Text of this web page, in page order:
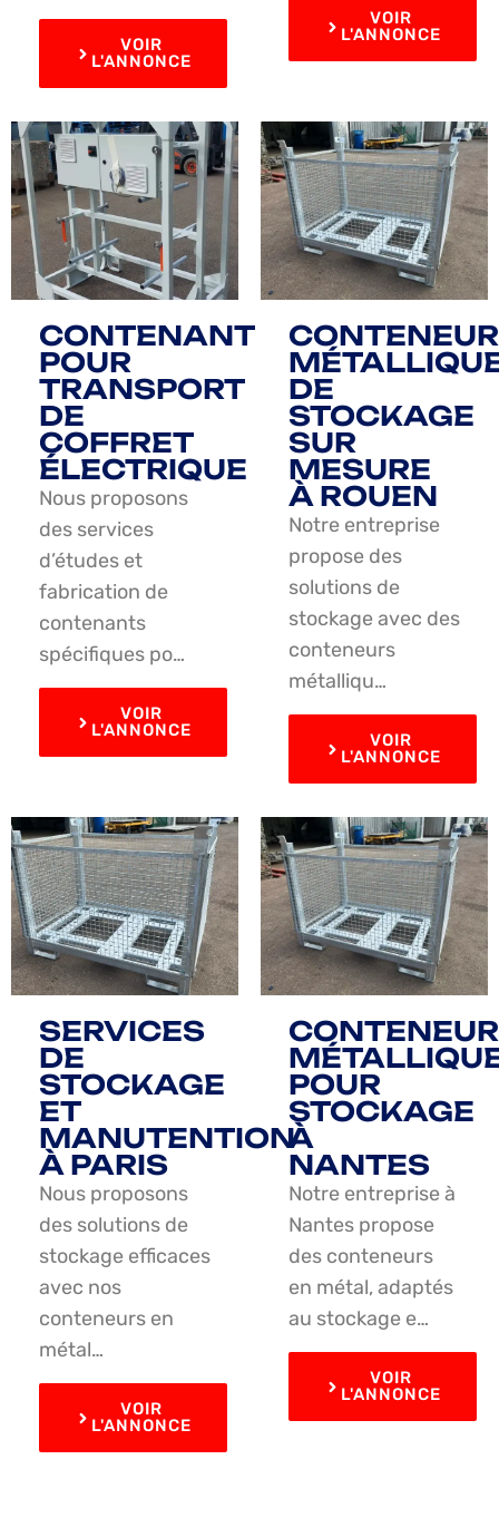
VOIR
L'ANNONCE
VOIR
L'ANNONCE
CONTENANT
POUR
TRANSPORT
DE
COFFRET
ÉLECTRIQUE
Nous proposons
des services
d’études et
fabrication de
contenants
spécifiques po…
VOIR
L'ANNONCE
DE
STOCKAGE
SUR
MESURE
À ROUEN
Notre entreprise
propose des
solutions de
stockage avec des
conteneurs
métalliqu…
VOIR
L'ANNONCE
SERVICES
DE
STOCKAGE
ET
MANUTENTION
À PARIS
Nous proposons
des solutions de
stockage efficaces
avec nos
conteneurs en
métal…
VOIR
L'ANNONCE
POUR
STOCKAGE
À
NANTES
Notre entreprise à
Nantes propose
des conteneurs
en métal, adaptés
au stockage e…
VOIR
L'ANNONCE